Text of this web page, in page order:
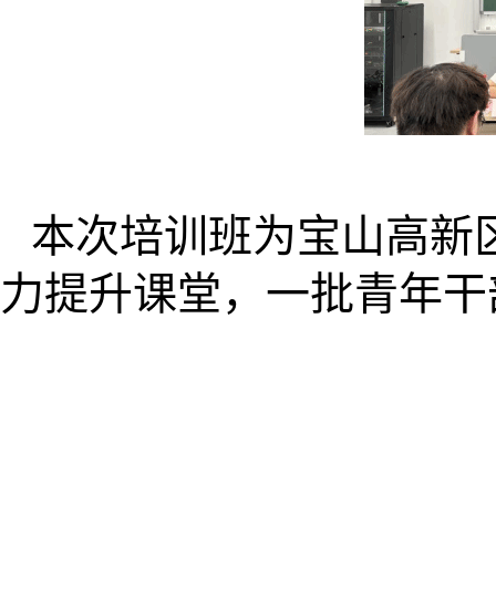
本次培训班为宝山高新
力提升课堂，一批青年